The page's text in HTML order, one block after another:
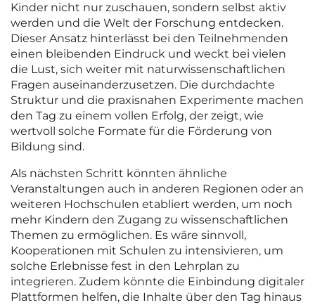
Kinder nicht nur zuschauen, sondern selbst aktiv
werden und die Welt der Forschung entdecken.
Dieser Ansatz hinterlässt bei den Teilnehmenden
einen bleibenden Eindruck und weckt bei vielen
die Lust, sich weiter mit naturwissenschaftlichen
Fragen auseinanderzusetzen. Die durchdachte
Struktur und die praxisnahen Experimente machen
den Tag zu einem vollen Erfolg, der zeigt, wie
wertvoll solche Formate für die Förderung von
Bildung sind.
Als nächsten Schritt könnten ähnliche
Veranstaltungen auch in anderen Regionen oder an
weiteren Hochschulen etabliert werden, um noch
mehr Kindern den Zugang zu wissenschaftlichen
Themen zu ermöglichen. Es wäre sinnvoll,
Kooperationen mit Schulen zu intensivieren, um
solche Erlebnisse fest in den Lehrplan zu
integrieren. Zudem könnte die Einbindung digitaler
Plattformen helfen, die Inhalte über den Tag hinaus